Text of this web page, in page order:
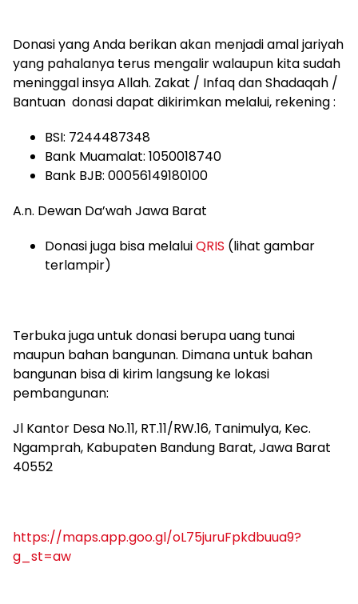
Donasi yang Anda berikan akan menjadi amal jariyah
yang pahalanya terus mengalir walaupun kita sudah
meninggal insya Allah. Zakat / Infaq dan Shadaqah /
Bantuan donasi dapat dikirimkan melalui, rekening :
BSI: 7244487348
Bank Muamalat: 1050018740
Bank BJB: 00056149180100
A.n. Dewan Da’wah Jawa Barat
Donasi juga bisa melaluiQRIS (lihat gambar
terlampir)
Terbuka juga untuk donasi berupa uang tunai
maupun bahan bangunan. Dimana untuk bahan
bangunan bisa di kirim langsung ke lokasi
pembangunan:
Jl Kantor Desa No.11, RT.11/RW.16, Tanimulya, Kec.
Ngamprah, Kabupaten Bandung Barat, Jawa Barat
40552
https://maps.app.goo.gl/oL75juruFpkdbuua9?
g_st=aw